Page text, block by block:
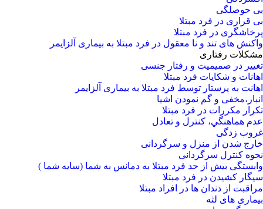
بی حوصلگی
بی قراری در فرد مبتلا
پرخاشگری در فرد مبتلا
واکنش های تند و نا معقول در فرد مبتلا به بیماری آلزایمر
مشکلات رفتاری
تغییر در صمیمیت و رفتار جنسی
اهانات و شکایات فرد مبتلا
اهانت به پرستار توسط فرد مبتلا به بیماری آلزایمر
انبار،مخفی و گم نمودن اشیا
تکرار مکررات در فرد مبتلا
عدم هماهنگي، كنترل و تعادل
غروب زدگی
خارج شدن از منزل و سرگردانی
نحوه کنترل سرگردانی
وابستگی بیش از حد فرد مبتلا به دمانس به شما (سایه شما )
سیگار کشیدن در فرد مبتلا
مراقبت از دندان ها در افراد مبتلا
بیماری های لثه